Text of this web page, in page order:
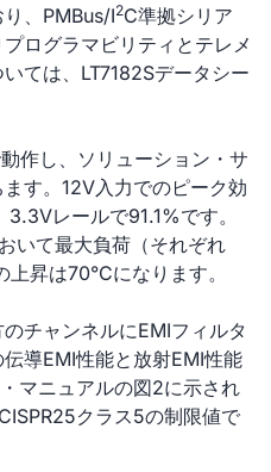
、PMBus/I2C準拠シリア
ログラマビリティとテレメ
ては、LT7182Sデータシー
作し、ソリューション・サ
す。12V入力でのピーク効
レールで91.1%です。
いて最大負荷（それぞれ
昇は70°Cになります。
チャンネルにEMIフィルタ
導EMI性能と放射EMI性能
マニュアルの図2に示され
クラス5の制限値で